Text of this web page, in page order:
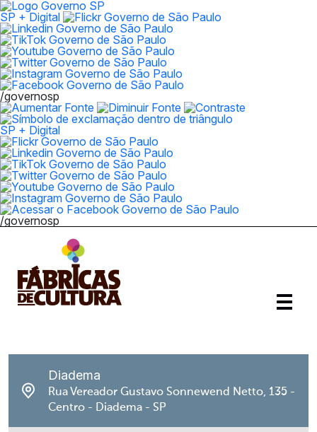
SP + Digital
/governosp
SP + Digital
/governosp
Diadema
Rua Vereador Gustavo Sonnewend Netto, 135 -
Centro - Diadema - SP